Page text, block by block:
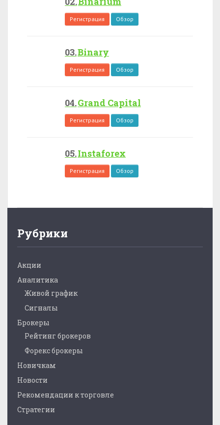
Регистрация Обзор
Binary
Регистрация Обзор
Grand Capital
Регистрация Обзор
Instaforex
Регистрация Обзор
Рубрики
Акции
Аналитика
Живой график
Сигналы
Брокеры
Рейтинг брокеров
Форекс брокеры
Новичкам
Новости
Рекомендации к торговле
Стратегии